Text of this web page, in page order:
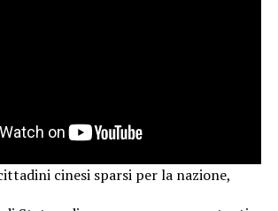
cinesi sparsi per la nazione,